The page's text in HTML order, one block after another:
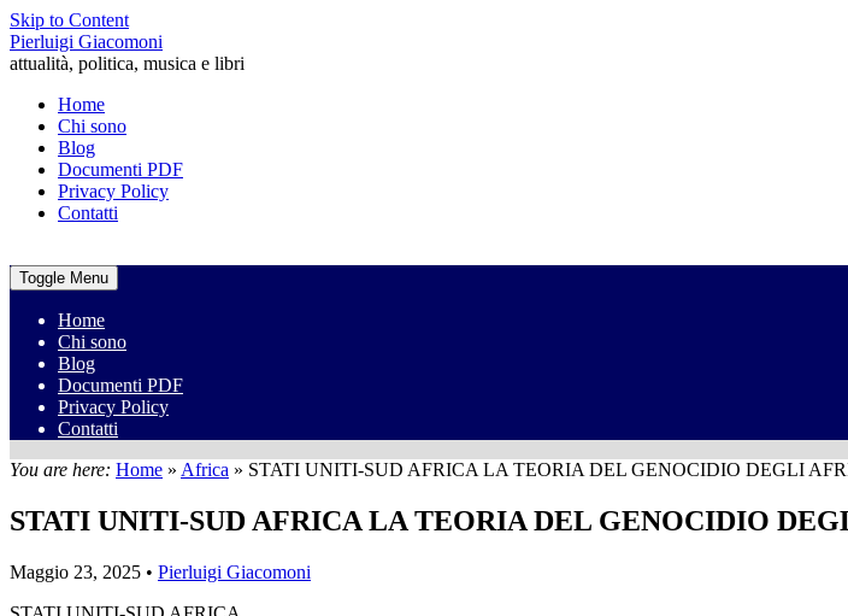
Skip to Content
Pierluigi Giacomoni
attualità, politica, musica e libri
Home
Chi sono
Blog
Documenti PDF
Privacy Policy
Contatti
Toggle Menu
Home
Chi sono
Blog
Documenti PDF
Privacy Policy
Contatti
You are here: Home » Africa » STATI UNITI-SUD AFRICA LA TEORIA DEL GENOCIDIO DEGLI
STATI UNITI-SUD AFRICA LA TEORIA DEL GENOCIDIO
Maggio 23, 2025 • Pierluigi Giacomoni